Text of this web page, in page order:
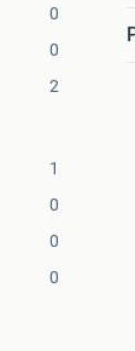
0
0
2
1
0
0
0